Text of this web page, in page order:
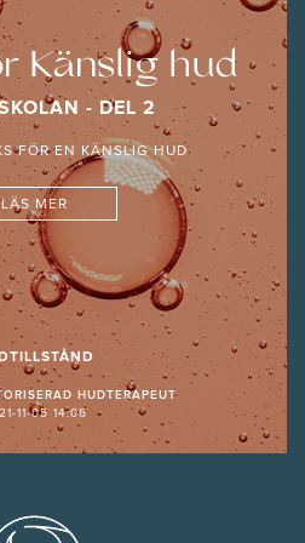
Känslig hud
- DEL 2
FÖR EN KÄNSLIG HUD
LÄS MER
HUDTERAPEUT
11-05 14:06